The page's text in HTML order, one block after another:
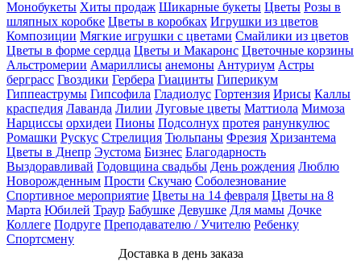
Монобукеты Хиты продаж Шикарные букеты Цветы Розы в
шляпных коробке Цветы в коробках Игрушки из цветов
Композиции Мягкие игрушки с цветами Смайлики из цветов
Цветы в форме сердца Цветы и Макаронс Цветочные корзины
Альстромерии Амариллисы анемоны Антуриум Астры
берграсс Гвоздики Гербера Гиацинты Гиперикум
Гиппеаструмы Гипсофила Гладиолус Гортензия Ирисы Каллы
краспедия Лаванда Лилии Луговые цветы Маттиола Мимоза
Нарциссы орхидеи Пионы Подсолнух протея ранункулюс
Ромашки Рускус Стрелиция Тюльпаны Фрезия Хризантема
Цветы в Днепр Эустома Бизнес Благодарность
Выздоравливай Годовщина свадьбы День рождения Люблю
Новорожденным Прости Скучаю Соболезнование
Спортивное мероприятие Цветы на 14 февраля Цветы на 8
Марта Юбилей Траур Бабушке Девушке Для мамы Дочке
Коллеге Подруге Преподавателю / Учителю Ребенку
Спортсмену
Доставка в день заказа